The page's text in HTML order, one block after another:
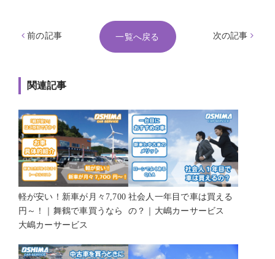
一覧へ戻る
前の記事 次の記事
関連記事
軽が安い！新車が月々7,700
円～！｜舞鶴で車買うなら
大嶋カーサービス
社会人一年目で車は買える
の？｜大嶋カーサービス